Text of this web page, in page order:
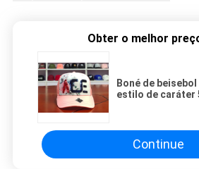
Obter o melhor
Boné de
estilo de caráter
Continue